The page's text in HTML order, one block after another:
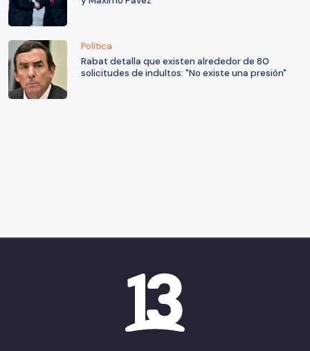
Política
Rabat detalla que existen alrededor de 80
solicitudes de indultos: "No existe una presión"